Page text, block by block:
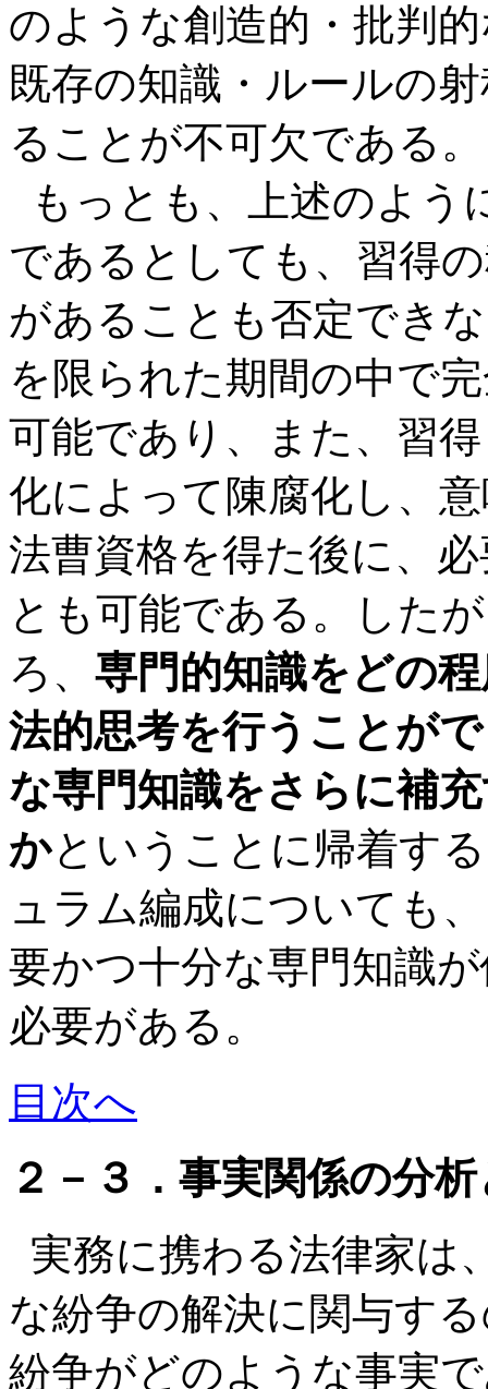
のような創造的・批判
既存の知識・ルールの
ることが不可欠である。
もっとも、上述のよう
であるとしても、習得
があることも否定でき
を限られた期間の中で
可能であり、また、習
化によって陳腐化し、
法曹資格を得た後に、
とも可能である。した
ろ、 専門的知識をどの
法的思考を行うことが
な専門知識をさらに補
かということに帰着す
ュラム編成についても
要かつ十分な専門知識
必要がある。
目次へ
２－３．事実関係の分
実務に携わる法律家は
な紛争の解決に関与す
紛争がどのような事実